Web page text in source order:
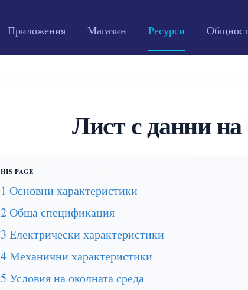
Приложения Магазин Ресурси Общност
Лист с данни
1 Основни характеристики
2 Обща спецификация
3 Електрически характеристики
4 Механични характеристики
5 Условия на околната среда